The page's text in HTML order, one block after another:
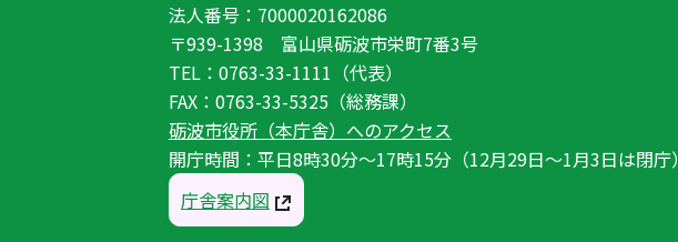
法人番号：7000020162086
〒939-1398 富山県砺波市栄町7番3号
TEL：0763-33-1111（代表）
FAX：0763-33-5325（総務課）
砺波市役所（本庁舎）へのアクセス
開庁時間：平日8時30分〜17時15分（12月29日〜1月3日は閉庁）
庁舎案内図